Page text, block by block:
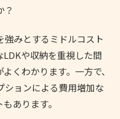
？
強みとするミドルコスト
や収納を重視した間
くわかります。一方で、
ションによる費用増加な
あります。